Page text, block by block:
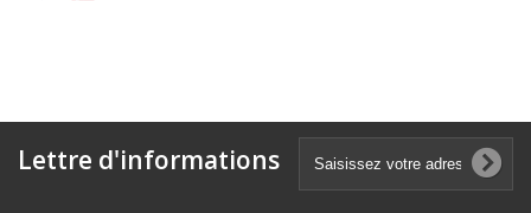
Lettre d'informations